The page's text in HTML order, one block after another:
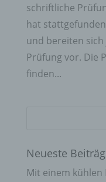
schriftliche
hat
und bereiten
Prüfung vor. Die
finden...
Neueste
Mit einem kühlen